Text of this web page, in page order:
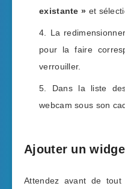
existante » et
La
pour la faire
verrouiller.
Dans la liste
webcam sous son
Ajouter un
Attendez avant de